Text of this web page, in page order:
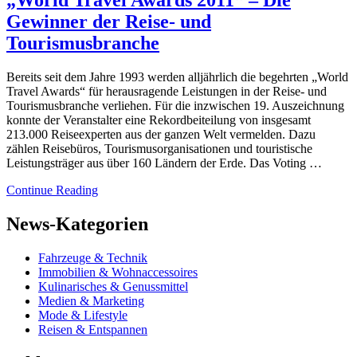
Gewinner der Reise- und
Tourismusbranche
Bereits seit dem Jahre 1993 werden alljährlich die begehrten „World
Travel Awards“ für herausragende Leistungen in der Reise- und
Tourismusbranche verliehen. Für die inzwischen 19. Auszeichnung
konnte der Veranstalter eine Rekordbeiteilung von insgesamt
213.000 Reiseexperten aus der ganzen Welt vermelden. Dazu
zählen Reisebüros, Tourismusorganisationen und touristische
Leistungsträger aus über 160 Ländern der Erde. Das Voting …
Continue Reading
News-Kategorien
Fahrzeuge & Technik
Immobilien & Wohnaccessoires
Kulinarisches & Genussmittel
Medien & Marketing
Mode & Lifestyle
Reisen & Entspannen